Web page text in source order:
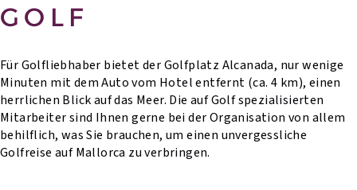
GOLF
Für Golfliebhaber bietet der Golfplatz Alcanada, nur wenige
Minuten mit dem Auto vom Hotel entfernt (ca. 4 km), einen
herrlichen Blick auf das Meer. Die auf Golf spezialisierten
Mitarbeiter sind Ihnen gerne bei der Organisation von allem
behilflich, was Sie brauchen, um einen unvergessliche
Golfreise auf Mallorca zu verbringen.